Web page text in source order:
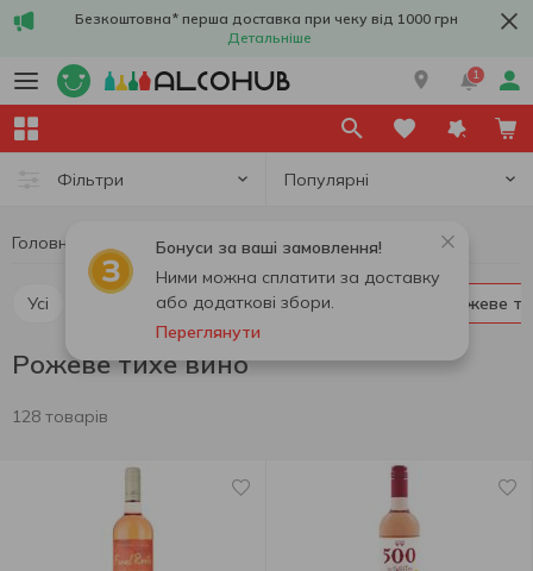
Безкоштовна* перша доставка при чеку від 1000 грн
Детальніше
1
Фільтри Популярні
Бонуси за ваші замовлення!
Ними можна сплатити за доставку
або додаткові збори.
Переглянути
Головна Тихе вино Рожеве тихе вино
Усі Червоне тихе вино Біле тихе вино Рожеве
Рожеве тихе вино
128 товарів